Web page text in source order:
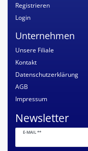
Registrieren
Login
Unternehmen
Unsere Filiale
Kontakt
Datenschutzerklärung
AGB
Impressum
Newsletter
E-MAIL **
Newsletter
Honig